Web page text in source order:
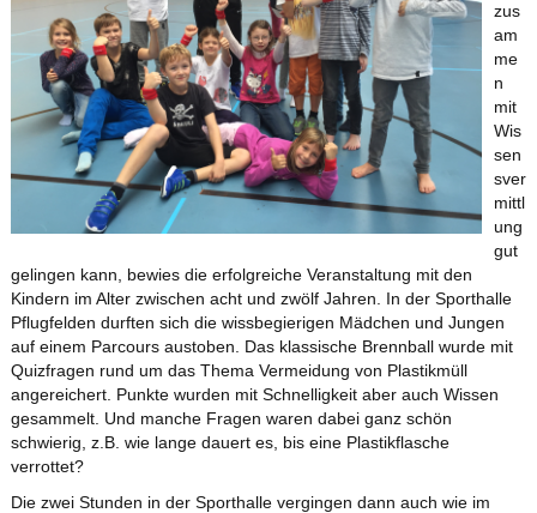
zus
am
me
n
mit
Wis
sen
sver
mittl
ung
gut
gelingen kann, bewies die erfolgreiche Veranstaltung mit den
Kindern im Alter zwischen acht und zwölf Jahren. In der Sporthalle
Pflugfelden durften sich die wissbegierigen Mädchen und Jungen
auf einem Parcours austoben. Das klassische Brennball wurde mit
Quizfragen rund um das Thema Vermeidung von Plastikmüll
angereichert. Punkte wurden mit Schnelligkeit aber auch Wissen
gesammelt. Und manche Fragen waren dabei ganz schön
schwierig, z.B. wie lange dauert es, bis eine Plastikflasche
verrottet?
Die zwei Stunden in der Sporthalle vergingen dann auch wie im